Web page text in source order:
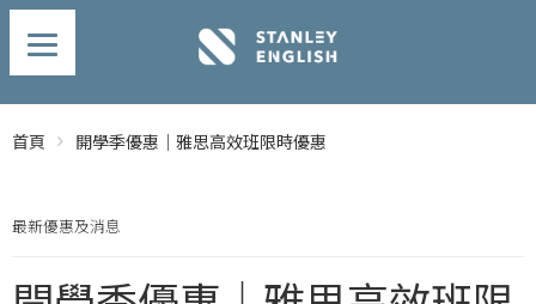
首頁 開學季優惠｜雅思高效班限時優惠
最新優惠及消息